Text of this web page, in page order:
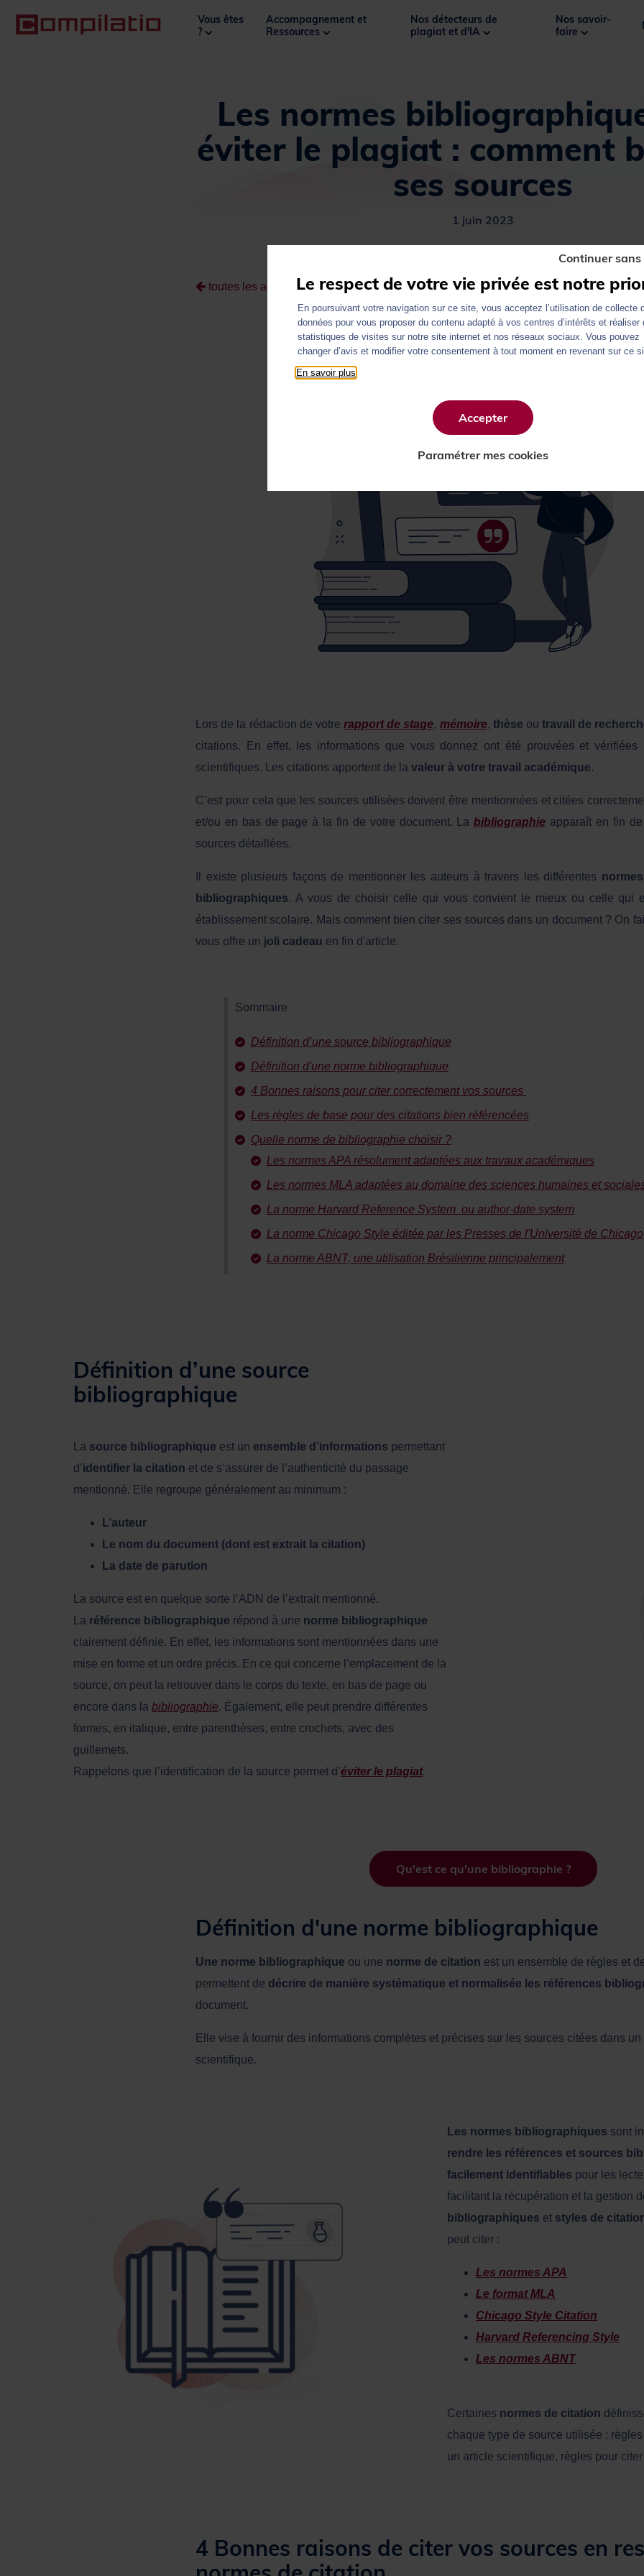
Vous êtes
?
Accompagnement et
Ressources
Nos détecteurs de
plagiat et d'IA
Nos savoir-
faire
Les normes
éviter le plagiat : comment
ses sources
1 juin 2023
toutes les actualités
Lors de la rédaction de votre rapport de stage, mémoire, thèse outravail de
citations. En effet, les informations que vous donnez ont été prouvées et
scientifiques. Les citations apportent de la valeur à votre travail académique.
C’est pour cela que les sources utilisées doivent être mentionnées et citées
et/ou en bas de page à la fin de votre document. Labibliographie apparaît en fin
sources détaillées.
Il existe plusieurs façons de mentionner les auteurs à travers les différentes
bibliographiques. A vous de choisir celle qui vous convient le mieux ou celle qui
établissement scolaire. Mais comment bien citer ses sources dans un document ? On
vous offre un joli cadeau en fin d'article.
Sommaire
Définition d’une source bibliographique
Définition d'une norme bibliographique
4 Bonnes raisons pour citer correctement vos sources
Les règles de base pour des citations bien référencées
Quelle norme de bibliographie choisir ?
Les normes APA résolument adaptées aux travaux académiques
Les normes MLA adaptées au domaine des sciences humaines et
La norme Harvard Reference System ou author-date system
La norme Chicago Style éditée par les Presses de l'Université de Chicago
La norme ABNT, une utilisation Brésilienne principalement
Définition d’une source
bibliographique
La source bibliographique est un ensemble d’informations permettant
d’identifier la citation et de s’assurer de l’authenticité du passage
mentionné. Elle regroupe généralement au minimum :
L’auteur
Le nom du document (dont est extrait la citation)
La date de parution
La source est en quelque sorte l’ADN de l’extrait mentionné.
La référence bibliographique répond à une norme bibliographique
clairement définie. En effet, les informations sont mentionnées dans une
mise en forme et un ordre précis. En ce qui concerne l’emplacement de la
source, on peut la retrouver dans le corps du texte, en bas de page ou
encore dans la bibliographie. Également, elle peut prendre différentes
formes, en italique, entre parenthèses, entre crochets, avec des
guillemets.
Rappelons que l’identification de la source permet d’éviter le plagiat.
Qu'est ce qu'une bibliographie ?
Définition d'une norme bibliographique
Une norme bibliographique ou une norme de citation est un ensemble de règles et
permettent de décrire de manière systématique et normalisée les références
document.
Elle vise à fournir des informations complètes et précises sur les sources citées dans
scientifique.
Les normes bibliographiques sont
rendre les références et sources
facilement identifiables pour les
facilitant la récupération et la gestion
bibliographiques et styles de
peut citer :
Les normes APA
Le format MLA
Chicago Style Citation
Harvard Referencing Style
Les normes ABNT
Certaines normes de citation
chaque type de source utilisée :
un article scientifique, règles pour
4 Bonnes raisons de citer vos sources en
Le respect de votre vie privée est notre
En poursuivant votre navigation sur ce site, vous acceptez l’utilisation de collecte
données pour vous proposer du contenu adapté à vos centres d’intérêts et réaliser
statistiques de visites sur notre site internet et nos réseaux sociaux. Vous pouvez
changer d’avis et modifier votre consentement à tout moment en revenant sur ce
En savoir plus
Accepter
Continuer
Paramétrer mes cookies